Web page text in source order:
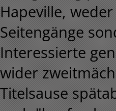
Hapeville,
Seitengänge
Interessierte
wider
Titelsause